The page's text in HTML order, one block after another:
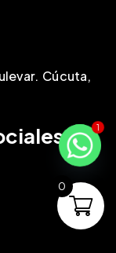
Cúcuta,
0
1